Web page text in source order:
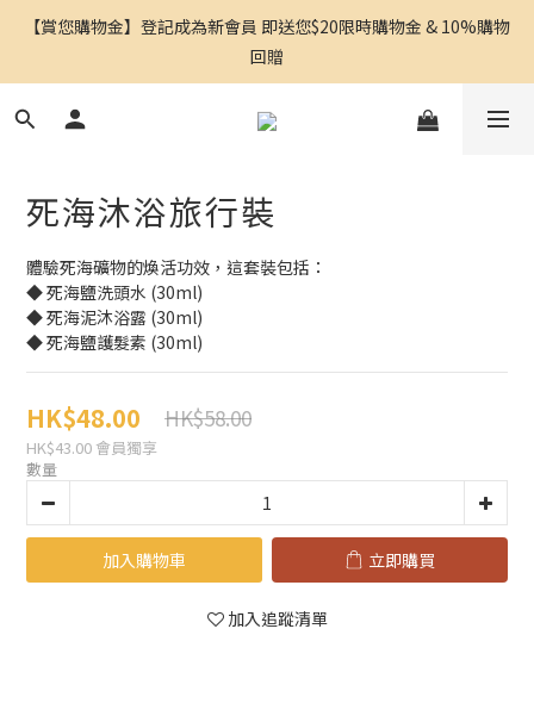
【賞您購物金】登記成為新會員 即送您$20限時購物金 & 10%購物
回贈
死海沐浴旅行裝
體驗死海礦物的煥活功效，這套裝包括：
◆ 死海鹽洗頭水 (30ml)
◆ 死海泥沐浴露 (30ml)
◆ 死海鹽護髮素 (30ml)
HK$48.00 HK$58.00
HK$43.00 會員獨享
數量
加入購物車 立即購買
加入追蹤清單